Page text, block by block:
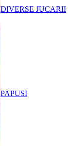
DIVERSE JUCARII
PAPUSI